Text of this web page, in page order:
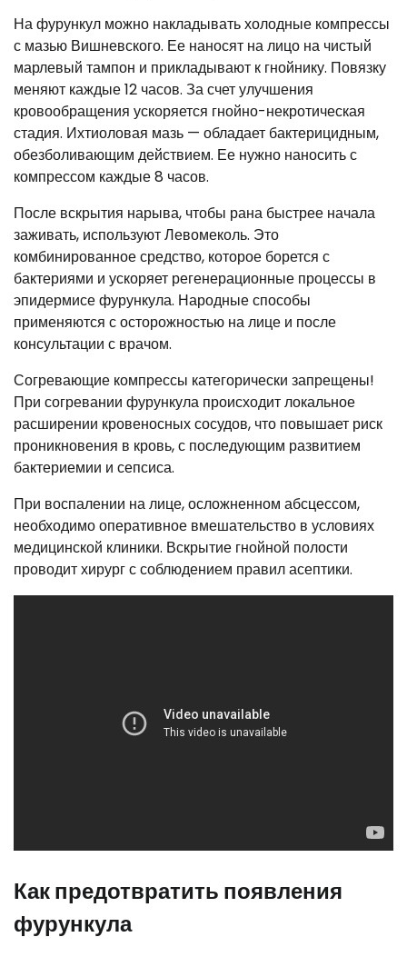
На фурункул можно накладывать холодные компрессы
с мазью Вишневского. Ее наносят на лицо на чистый
марлевый тампон и прикладывают к гнойнику. Повязку
меняют каждые 12 часов. За счет улучшения
кровообращения ускоряется гнойно-некротическая
стадия. Ихтиоловая мазь — обладает бактерицидным,
обезболивающим действием. Ее нужно наносить с
компрессом каждые 8 часов.
После вскрытия нарыва, чтобы рана быстрее начала
заживать, используют Левомеколь. Это
комбинированное средство, которое борется с
бактериями и ускоряет регенерационные процессы в
эпидермисе фурункула. Народные способы
применяются с осторожностью на лице и после
консультации с врачом.
Согревающие компрессы категорически запрещены!
При согревании фурункула происходит локальное
расширении кровеносных сосудов, что повышает риск
проникновения в кровь, с последующим развитием
бактериемии и сепсиса.
При воспалении на лице, осложненном абсцессом,
необходимо оперативное вмешательство в условиях
медицинской клиники. Вскрытие гнойной полости
проводит хирург с соблюдением правил асептики.
Как предотвратить появления
фурункула